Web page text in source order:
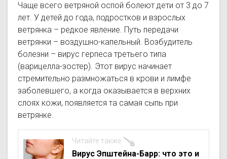
Чаще всего ветряной оспой болеют дети от 3 до 7
лет. У детей до года, подростков и взрослых
ветрянка – редкое явление. Путь передачи
ветрянки – воздушно-капельный. Возбудитель
болезни – вирус герпеса третьего типа
(варицелла-зостер). Этот вирус начинает
стремительно размножаться в крови и лимфе
заболевшего, а когда оказывается в верхних
слоях кожи, появляется та самая сыпь при
ветрянке.
Читайте также
Вирус Эпштейна-Барр: что это и